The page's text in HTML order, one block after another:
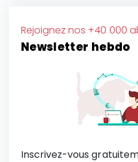
Rejoignez nos +40 000
Newsletter hebdo
Inscrivez-vous